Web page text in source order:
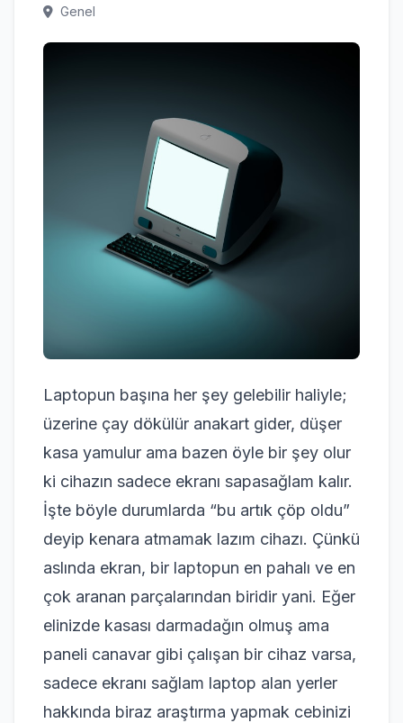
Genel
Laptopun başına her şey gelebilir haliyle;
üzerine çay dökülür anakart gider, düşer
kasa yamulur ama bazen öyle bir şey olur
ki cihazın sadece ekranı sapasağlam kalır.
İşte böyle durumlarda “bu artık çöp oldu”
deyip kenara atmamak lazım cihazı. Çünkü
aslında ekran, bir laptopun en pahalı ve en
çok aranan parçalarından biridir yani. Eğer
elinizde kasası darmadağın olmuş ama
paneli canavar gibi çalışan bir cihaz varsa,
sadece ekranı sağlam laptop alan yerler
hakkında biraz araştırma yapmak cebinizi